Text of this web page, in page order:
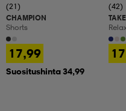
(21)
CHAMPION
Shorts
17,99
Suositushinta 34,99
(42)